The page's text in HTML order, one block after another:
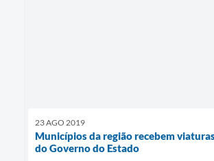
23 AGO 2019
Municípios da região recebem
do Governo do Estado